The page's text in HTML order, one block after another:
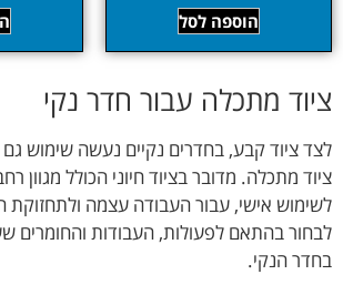
ציוד מתכלה עבור חדר נקי
לצד ציוד קבע, בחדרים נקיים נעשה שימוש גם
ציוד מתכלה. מדובר בציוד חיוני הכולל מגוון
לשימוש אישי, עבור העבודה עצמה ולתחזוקת
לבחור בהתאם לפעולות, העבודות והחומרים
בחדר הנקי.
הוספה לסל